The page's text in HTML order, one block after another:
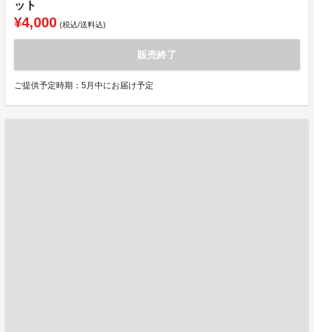
ット
¥4,000 (税込/送料込)
販売終了
ご提供予定時期：5月中にお届け予定